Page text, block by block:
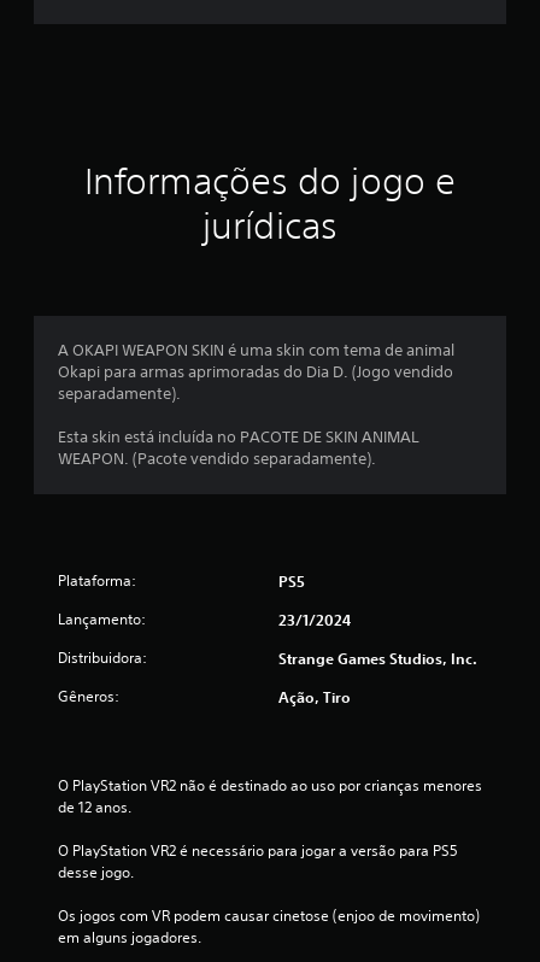
Informações do jogo e
jurídicas
A OKAPI WEAPON SKIN é uma skin com tema de animal
Okapi para armas aprimoradas do Dia D. (Jogo vendido
separadamente).
Esta skin está incluída no PACOTE DE SKIN ANIMAL
WEAPON. (Pacote vendido separadamente).
Plataforma: PS5
Lançamento: 23/1/2024
Distribuidora: Strange Games Studios, Inc.
Gêneros: Ação, Tiro
O PlayStation VR2 não é destinado ao uso por crianças menores
de 12 anos.
O PlayStation VR2 é necessário para jogar a versão para PS5
desse jogo.
Os jogos com VR podem causar cinetose (enjoo de movimento)
em alguns jogadores.